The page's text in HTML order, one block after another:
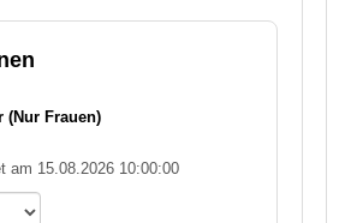
(Nur Frauen)
am 15.08.2026 10:00:00